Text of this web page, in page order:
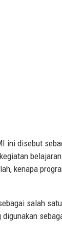
ini disebut
belajaran
kenapa
salah satu